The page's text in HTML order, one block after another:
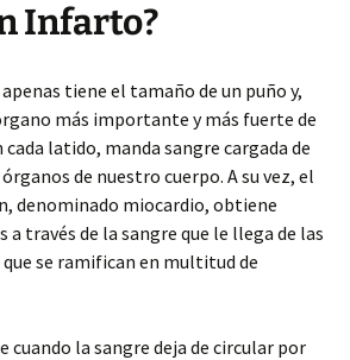
Infarto?
tiene el tamaño de un puño y,
más importante y más fuerte de
latido, manda sangre cargada de
de nuestro cuerpo. A su vez, el
denominado miocardio, obtiene
través de la sangre que le llega de las
se ramifican en multitud de
cuando la sangre deja de circular por